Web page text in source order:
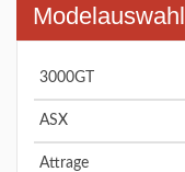
Modelauswahl
3000GT
ASX
Attrage